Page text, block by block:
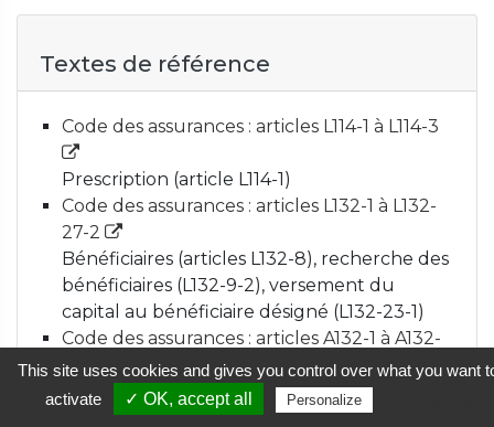
Textes de référence
Code des assurances : articles L114-1 à L114-3
Prescription (article L114-1)
Code des assurances : articles L132-1 à L132-
27-2
Bénéficiaires (articles L132-8), recherche des
bénéficiaires (L132-9-2), versement du
capital au bénéficiaire désigné (L132-23-1)
Code des assurances : articles A132-1 à A132-
9-6
Information du souscripteur et tarification
This site uses cookies and gives you control over what you want
activate
✓ OK, accept all Personalize